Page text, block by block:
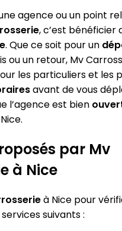
agence ou un point
, c’est bénéficier
. Que ce soit pour un
ou un retour, Mv
les particuliers et les
avant de vous
l’agence est bien
par Mv
à Nice
à Nice pour
suivants :